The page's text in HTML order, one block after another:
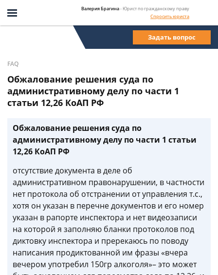
Валерия Брагина- Юрист по гражданскому праву
Спросить юриста
Задать вопрос
FAQ
Обжалование решения суда по
административному делу по части 1
статьи 12,26 КоАП РФ
Обжалование решения суда по
административному делу по части 1 статьи
12,26 КоАП РФ
отсутствие документа в деле об
административном правонарушении, в частности
нет протокола об отстранении от управления т.с.,
хотя он указан в перечне документов и его номер
указан в рапорте инспектора и нет видеозаписи
на которой я заполняю бланки протоколов под
диктовку инспектора и пререкаюсь по поводу
написания продиктованной им фразы «вчера
вечером употребил 150гр алкоголя»– это может